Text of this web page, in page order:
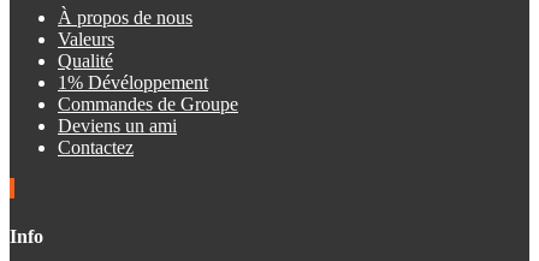
À propos de nous
Valeurs
Qualité
1% Dévéloppement
Commandes de Groupe
Deviens un ami
Contactez
Info